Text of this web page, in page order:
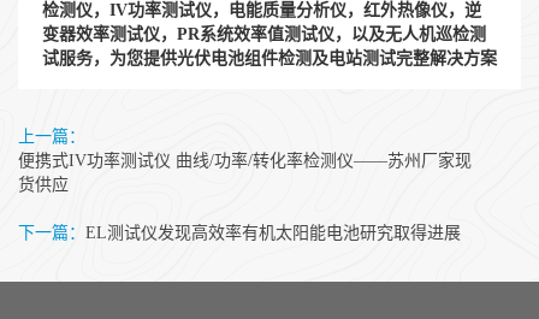
检测仪，IV功率测试仪，电能质量分析仪，红外热像仪，逆
变器效率测试仪，PR系统效率值测试仪，以及无人机巡检测
试服务，为您提供光伏电池组件检测及电站测试完整解决方案
上一篇：
便携式IV功率测试仪 曲线/功率/转化率检测仪——苏州厂家现
货供应
下一篇： EL测试仪发现高效率有机太阳能电池研究取得进展